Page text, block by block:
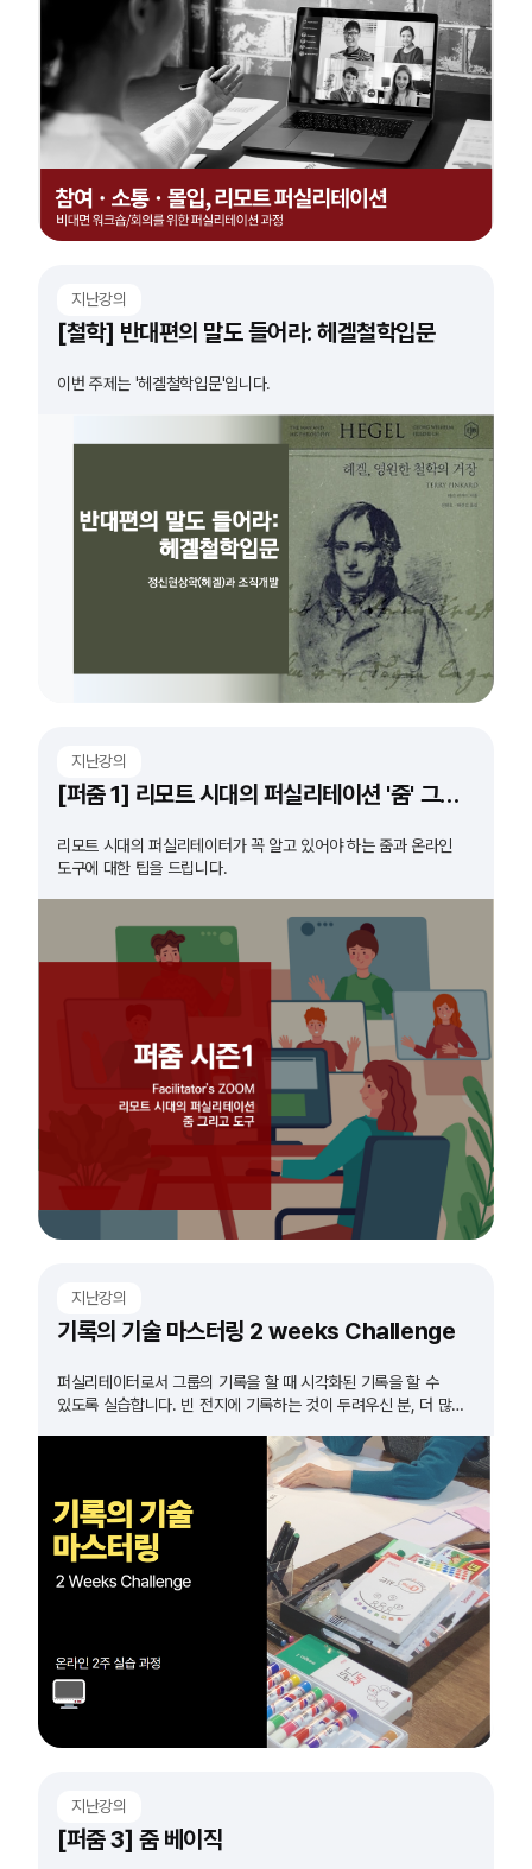
지난강의
[철학] 반대편의 말도 들어라: 헤겔철학입문
이번 주제는 '헤겔철학입문'입니다.
지난강의
[퍼줌 1] 리모트 시대의 퍼실리테이션 '줌' 그리고 '도구'
리모트 시대의 퍼실리테이터가 꼭 알고 있어야 하는 줌과 온라인
도구에 대한 팁을 드립니다.
지난강의
기록의 기술 마스터링 2 weeks Challenge
퍼실리테이터로서 그룹의 기록을 할 때 시각화된 기록을 할 수
있도록 실습합니다. 빈 전지에 기록하는 것이 두려우신 분, 더 많은
지난강의
[퍼줌 3] 줌 베이직